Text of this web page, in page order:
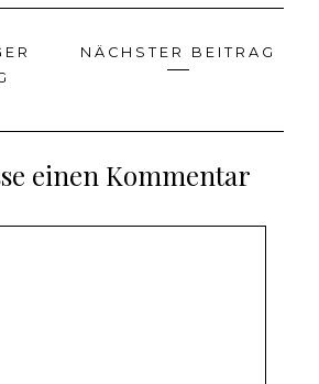
NÄCHSTER BEITRAG
einen Kommentar